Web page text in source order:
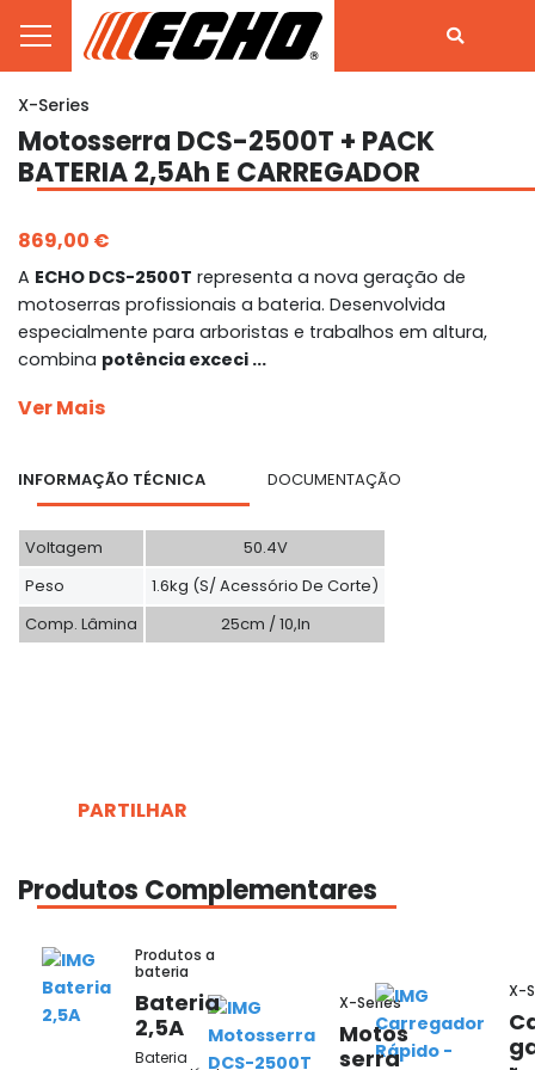
PARTILHAR
X-Series
Motosserra DCS-2500T + PACK
BATERIA 2,5Ah E CARREGADOR
869,00 €
A ECHO DCS-2500T representa a nova geração de
motoser­ras profissionais a bateria. Desenvolvida
especialmente para arboristas e trabalhos em altura,
combina potência exceci ...
Ver Mais
INFORMAÇÃO TÉCNICA DOCUMENTAÇÃO
Voltagem
50.4V
Peso
1.6kg (s/ Acessório De Corte)
Comp. Lâmina
25cm / 10,in
Produtos Complementares
Produtos a
bateria
Bateria
2,5A
Bateria
X-Series
Motos
serra
X-